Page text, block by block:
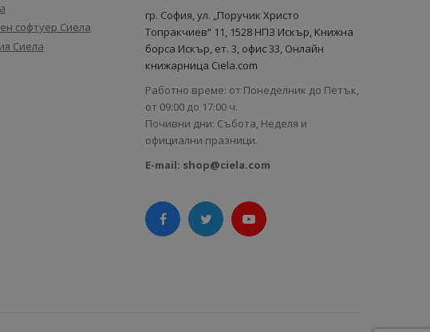
софтуер Сиела
Сиела
гр. София, ул. „Поручик Христо
Топракчиев“ 11, 1528 НПЗ Искър, Книжна
борса Искър, ет. 3, офис 33, Онлайн
книжарница Ciela.com
Работно време: от Понеделник до Петък,
от 09:00 до 17:00 ч.
Почивни дни: Събота, Неделя и
официални празници.
E-mail: shop@ciela.com